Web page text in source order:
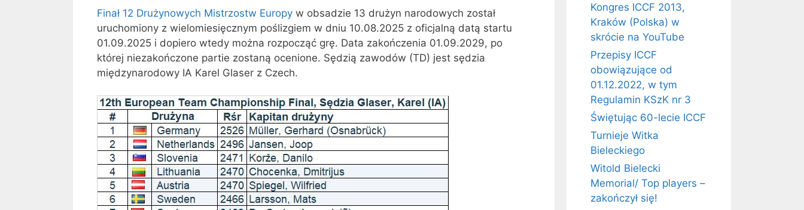
Finał 12 Drużynowych Mistrzostw Europy w obsadzie 13 drużyn narodowych został
uruchomiony z wielomiesięcznym poślizgiem w dniu 10.08.2025 z oficjalną datą startu
01.09.2025 i dopiero wtedy można rozpocząć grę. Data zakończenia 01.09.2029, po
której niezakończone partie zostaną ocenione. Sędzią zawodów (TD) jest sędzia
międzynarodowy IA Karel Glaser z Czech.
Kongres ICCF 2013,
Kraków (Polska) w
skrócie na YouTube
Przepisy ICCF
obowiązujące od
01.12.2022, w tym
Regulamin KSzK nr 3
Świętując 60-lecie ICCF
Turnieje Witka
Bieleckiego
Witold Bielecki
Memorial/ Top players –
zakończył się!